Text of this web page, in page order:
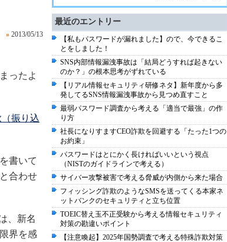
» 2013/05/13
ったよ
振り込
書いて
合わせ
、新名
界を感
最近のエントリー
【私もパスワードが漏れました】ので、今できるこ
とをしました！
SNS内部情報漏洩事故は「結局どうすれば起きない
のか？」の根本思考がずれている
【リアル情報セキュリティ研修ネタ】新年度から多
発してるSNS情報漏洩事故から見つめ直すこと
最弱パスワード調査から考える「適当で最強」の作
り方
社長になりすますCEO詐欺を回避する「たった1つの
お約束」
パスワードはとにかく長ければいいという視点
（NISTのガイドラインで考える）
サイバー攻撃被害で考える脅威が内側から来た場合
フィッシング詐欺のようなSMSを送ってくる本家ネ
ットバンクのセキュリティと立ち位置
TOEIC替え玉不正受験から考える情報セキュリティ
対策の勘違いポイント
【注意喚起】2025年国勢調査で考える特殊詐欺対策